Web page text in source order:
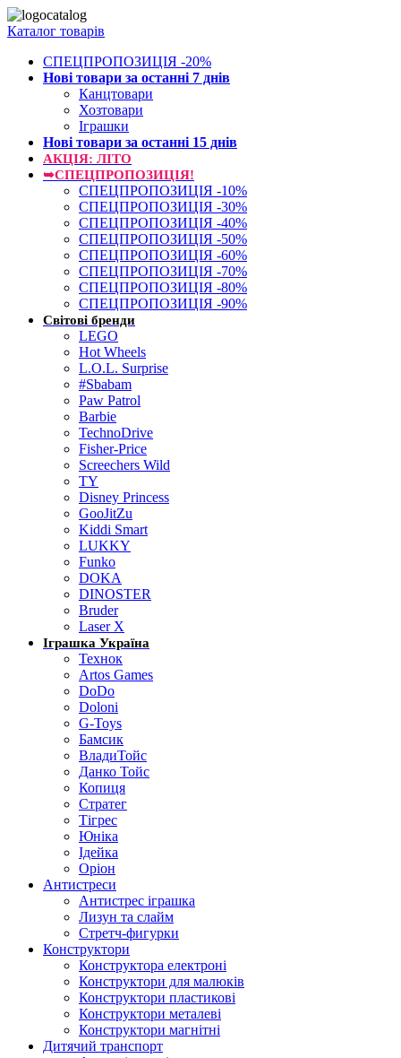
Каталог товарів
СПЕЦПРОПОЗИЦІЯ -20%
Нові товари за останнi 7 днiв
Канцтовари
Хозтовари
Іграшки
Нові товари за останнi 15 днiв
АКЦІЯ: ЛІТО
➥СПЕЦПРОПОЗИЦІЯ!
СПЕЦПРОПОЗИЦІЯ -10%
СПЕЦПРОПОЗИЦІЯ -30%
СПЕЦПРОПОЗИЦІЯ -40%
СПЕЦПРОПОЗИЦІЯ -50%
СПЕЦПРОПОЗИЦІЯ -60%
СПЕЦПРОПОЗИЦІЯ -70%
СПЕЦПРОПОЗИЦІЯ -80%
СПЕЦПРОПОЗИЦІЯ -90%
Світові бренди
LEGO
Hot Wheels
L.O.L. Surprise
#Sbabam
Paw Patrol
Barbie
TechnoDrive
Fisher-Price
Screechers Wild
TY
Disney Princess
GooJitZu
Kiddi Smart
LUKKY
Funko
DOKA
DINOSTER
Bruder
Laser X
Іграшка Україна
Технок
Artos Games
DoDo
Doloni
G-Toys
Бамсик
ВладиТойс
Данко Тойс
Копиця
Стратег
Тігрес
Юніка
Ідейка
Оріон
Антистреси
Антистрес іграшка
Лизун та слайм
Стретч-фигурки
Конструктори
Конструктора електроні
Конструктори для малюків
Конструктори пластикові
Конструктори металеві
Конструктори магнітні
Дитячий транспорт